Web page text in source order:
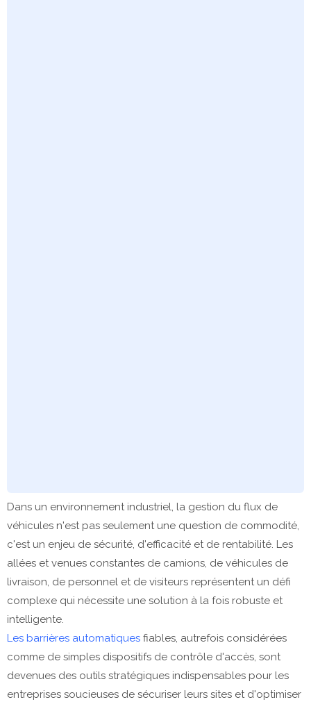
Dans un environnement industriel, la gestion du flux de
véhicules n'est pas seulement une question de commodité,
c'est un enjeu de sécurité, d'efficacité et de rentabilité. Les
allées et venues constantes de camions, de véhicules de
livraison, de personnel et de visiteurs représentent un défi
complexe qui nécessite une solution à la fois robuste et
intelligente.
Les barrières automatiques fiables, autrefois considérées
comme de simples dispositifs de contrôle d'accès, sont
devenues des outils stratégiques indispensables pour les
entreprises soucieuses de sécuriser leurs sites et d'optimiser